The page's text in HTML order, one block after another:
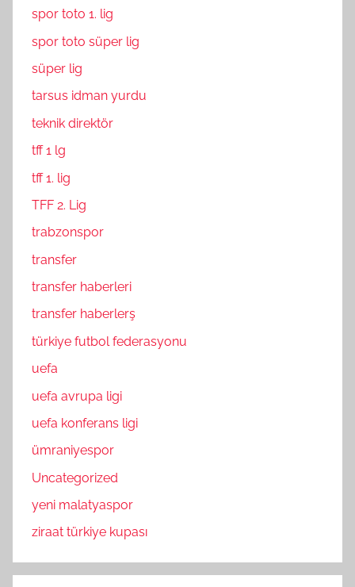
spor toto 1. lig
spor toto süper lig
süper lig
tarsus idman yurdu
teknik direktör
tff 1 lg
tff 1. lig
TFF 2. Lig
trabzonspor
transfer
transfer haberleri
transfer haberlerş
türkiye futbol federasyonu
uefa
uefa avrupa ligi
uefa konferans ligi
ümraniyespor
Uncategorized
yeni malatyaspor
ziraat türkiye kupası